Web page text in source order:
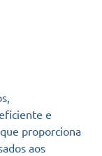
e
proporciona
aos